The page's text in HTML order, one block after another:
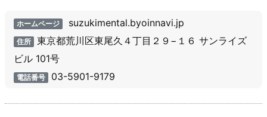
ホームページ suzukimental.byoinnavi.jp
住所 東京都荒川区東尾久４丁目２９−１６ サンライズ
ビル 101号
電話番号 03-5901-9179